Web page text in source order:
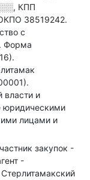
, КПП
38519242.
с
Форма
власти и
юридическими
лицами и
закупок -
-